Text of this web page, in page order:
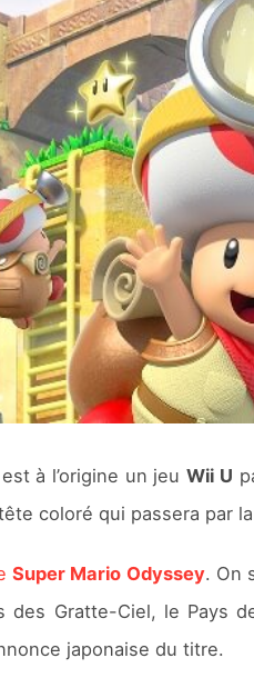
à l’origine un jeuWii U
coloré qui passera par
Super Mario Odyssey. On
Gratte-Ciel, le Pays
japonaise du titre.